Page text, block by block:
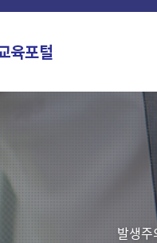
발생주